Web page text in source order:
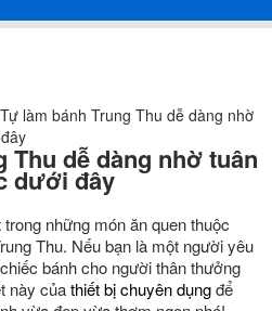
Tự làm bánh Trung Thu dễ dàng nhờ
Thu dễ dàng nhờ tuân
dưới đây
những món ăn quen thuộc
Thu. Nếu bạn là một người yêu
bánh cho người thân thưởng
này củathiết bị chuyên dụngđể